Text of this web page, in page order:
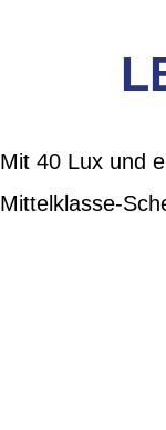
Mit 40 Lux und
Mittelklasse-